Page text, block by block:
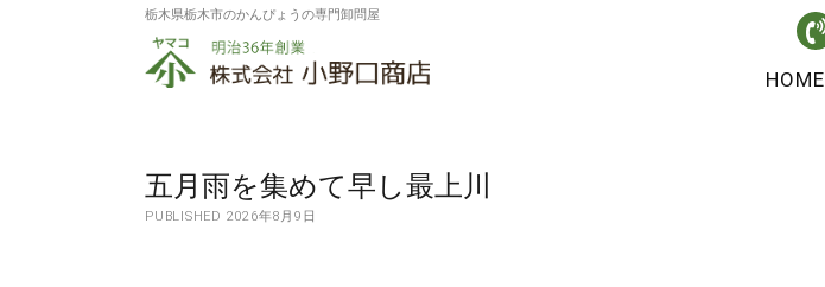
栃木県栃木市のかんぴょうの専門卸問屋
株
社
小
HOME
五月雨を集めて早し最上川
PUBLISHED 2026年8月9日